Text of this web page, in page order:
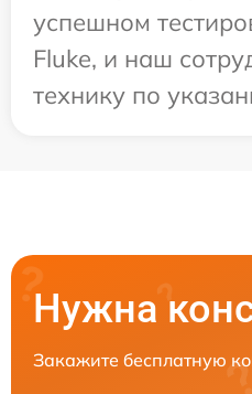
успешном
Fluke, и наш
технику по
Нужна
Закажите бесплатную